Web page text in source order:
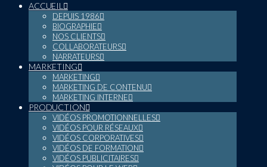
ACCUEIL
DEPUIS 1986
BIOGRAPHIE
NOS CLIENTS
COLLABORATEURS
NARRATEURS
MARKETING
MARKETING
MARKETING DE CONTENU
MARKETING INTERNE
PRODUCTION
VIDÉOS PROMOTIONNELLES
VIDÉOS POUR RÉSEAUX
VIDÉOS CORPORATIVES
VIDÉOS DE FORMATION
VIDÉOS PUBLICITAIRES